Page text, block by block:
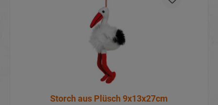
Storch aus Plüsch 9x13x27cm